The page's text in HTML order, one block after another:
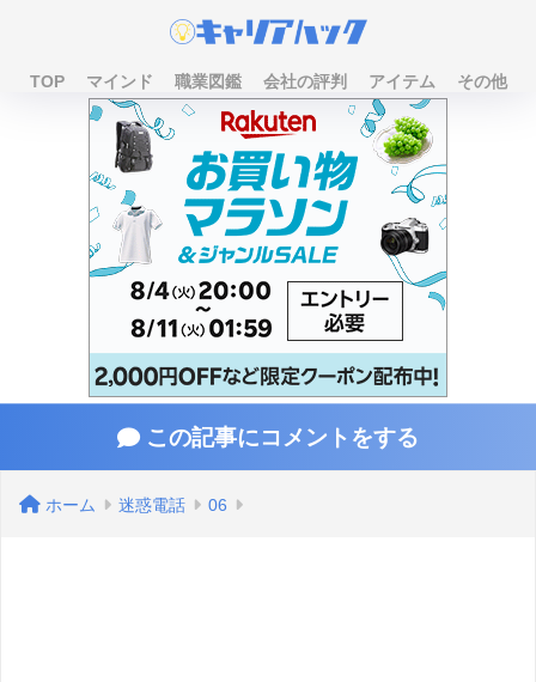
TOP マインド 職業図鑑 会社の評判 アイテム その他
この記事にコメントをする
ホーム 迷惑電話 06